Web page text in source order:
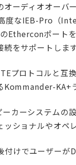
ーディオオーバ
度なIEB-Pro（
Etherconポート
をサポートします
プロトコルと互
KA+
カーシステムの
ショナルやオペ
けでユーザーが